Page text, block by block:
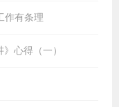
作有条理
心得（一）